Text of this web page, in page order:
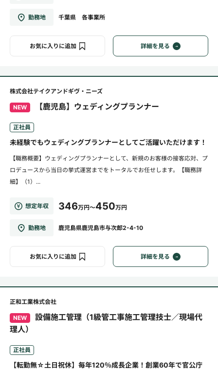
勤務地 千葉県 各事業所
お気に入りに追加 詳細を見る
株式会社テイクアンドギヴ・ニーズ
NEW 【鹿児島】ウェディングプランナー
正社員
未経験でもウェディングプランナーとしてご活躍いただけます！
【職務概要】ウェディングプランナーとして、新規のお客様の接客応対、プ
ロデュースから当日の挙式運営までをトータルでお任せします。【職務詳
細】（1）...
想定年収 346万円～450万円
勤務地 鹿児島県鹿児島市与次郎2-4-10
お気に入りに追加 詳細を見る
正和工業株式会社
NEW
設備施工管理（1級管工事施工管理技士／現場代
理人）
正社員
【転勤無☆土日祝休】毎年120％成長企業！創業60年で官公庁